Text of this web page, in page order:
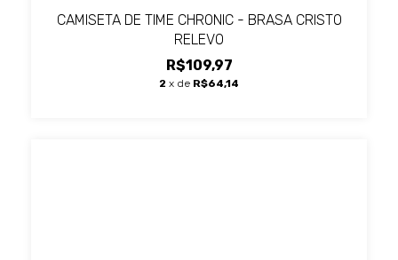
CAMISETA DE TIME CHRONIC - BRASA CRISTO
RELEVO
R$109,97
2 x de R$64,14